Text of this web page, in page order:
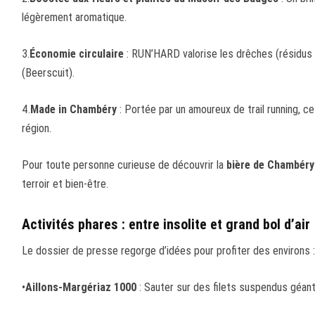
légèrement aromatique.
3.Économie circulaire: RUN’HARD valorise les drêches
(Beerscuit).
4.Made in Chambéry: Portée par un amoureux de trail running,
région.
Pour toute personne curieuse de découvrir la bière de Chambéry
terroir et bien-être.
Activités phares : entre insolite et grand bol d’air
Le dossier de presse regorge d’idées pour profiter des environs :
•Aillons-Margériaz 1000: Sauter sur des filets suspendus